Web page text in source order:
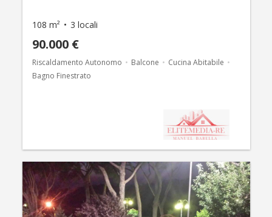
108 m² 3 locali
90.000 €
Riscaldamento Autonomo Balcone
Cucina Abitabile
Bagno Finestrato